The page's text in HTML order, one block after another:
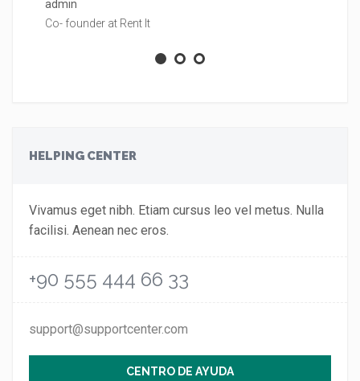
admin
Co- founder at Rent It
HELPING CENTER
Vivamus eget nibh. Etiam cursus leo vel metus. Nulla
facilisi. Aenean nec eros.
+90 555 444 66 33
support@supportcenter.com
CENTRO DE AYUDA